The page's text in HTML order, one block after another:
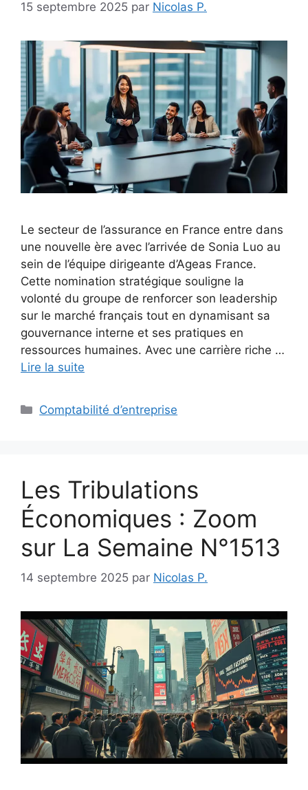
15 septembre 2025 par Nicolas P.
Le secteur de l’assurance en France entre dans
une nouvelle ère avec l’arrivée de Sonia Luo au
sein de l’équipe dirigeante d’Ageas France.
Cette nomination stratégique souligne la
volonté du groupe de renforcer son leadership
sur le marché français tout en dynamisant sa
gouvernance interne et ses pratiques en
ressources humaines. Avec une carrière riche …
Lire la suite
Catégories
Comptabilité d’entreprise
Les Tribulations
Économiques : Zoom
sur La Semaine N°1513
14 septembre 2025 par Nicolas P.